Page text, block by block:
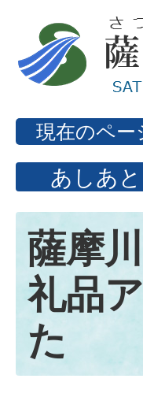
現在のペー
あしあと
薩摩
礼品
た